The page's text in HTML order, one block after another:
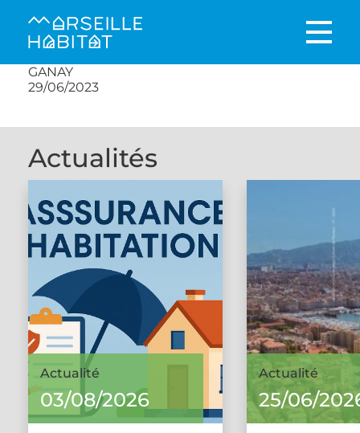
GANAY
29/06/2023
Actualités
Actualité
03/08/2026
Actualité
25/06/